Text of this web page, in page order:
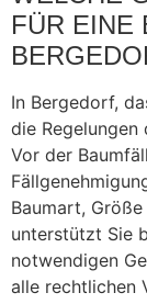
FÜR EINE
In Bergedorf,
die Regelungen
Vor der
Baumart,
unterstützt Sie
notwendigen
alle rechtlichen